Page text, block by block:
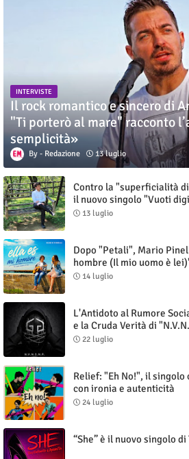
INTERVISTE
Il rock romantico e sincero di
"Ti porterò al mare" racconto
semplicità»
Redazione 13 luglio
Contro la "superficialità
il nuovo singolo "Vuoti
13 luglio
Dopo "Petali", Mario
hombre (Il mio uomo è
14 luglio
L'Antidoto al Rumore
e la Cruda Verità di
22 luglio
Relief: "Eh No!", il
con ironia e autenticità
24 luglio
“She” è il nuovo singolo